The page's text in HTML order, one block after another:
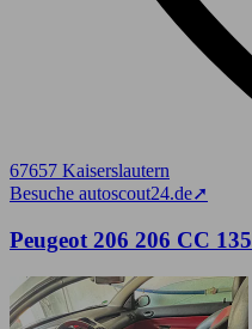
67657 Kaiserslautern
Besuche autoscout24.de➚
Peugeot 206 206 CC 135